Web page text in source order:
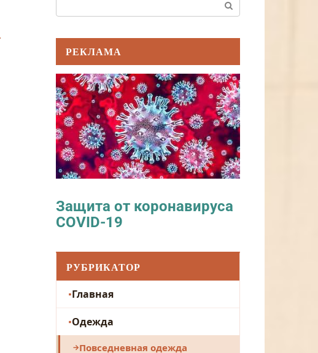
РЕКЛАМА
Защита от коронавируса
COVID-19
РУБРИКАТОР
Главная
Одежда
Повседневная одежда